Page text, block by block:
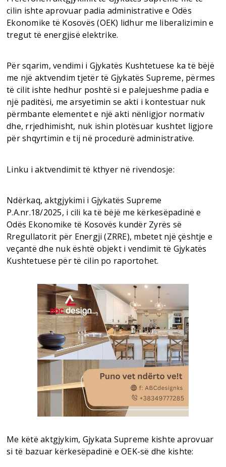
cilin ishte aprovuar padia administrative e Odës
Ekonomike të Kosovës (OEK) lidhur me liberalizimin e
tregut të energjisë elektrike.
Për sqarim, vendimi i Gjykatës Kushtetuese ka të bëjë
me një aktvendim tjetër të Gjykatës Supreme, përmes
të cilit ishte hedhur poshtë si e palejueshme padia e
një paditësi, me arsyetimin se akti i kontestuar nuk
përmbante elementet e një akti nënligjor normativ
dhe, rrjedhimisht, nuk ishin plotësuar kushtet ligjore
për shqyrtimin e tij në procedurë administrative.
Linku i aktvendimit të kthyer në rivendosje:
Ndërkaq, aktgjykimi i Gjykatës Supreme
P.A.nr.18/2025, i cili ka të bëjë me kërkesëpadinë e
Odës Ekonomike të Kosovës kundër Zyrës së
Rregullatorit për Energji (ZRRE), mbetet një çështje e
veçantë dhe nuk është objekt i vendimit të Gjykatës
Kushtetuese për të cilin po raportohet.
Me këtë aktgjykim, Gjykata Supreme kishte aprovuar
si të bazuar kërkesëpadinë e OEK-së dhe kishte: